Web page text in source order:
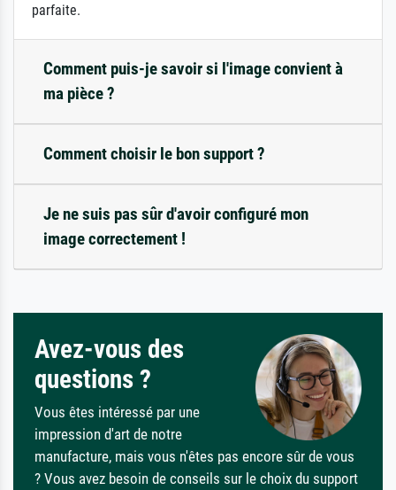
parfaite.
Comment puis-je savoir si l'image convient à
ma pièce ?
Comment choisir le bon support ?
Je ne suis pas sûr d'avoir configuré mon
image correctement !
Avez-vous des
questions ?
Vous êtes intéressé par une
impression d'art de notre
manufacture, mais vous n'êtes pas encore sûr de vous
? Vous avez besoin de conseils sur le choix du support